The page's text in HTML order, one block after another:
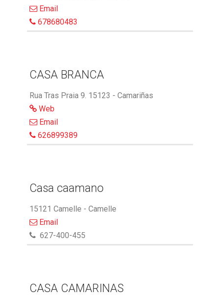
Email
678680483
CASA BRANCA
Rua Tras Praia 9. 15123 - Camariñas
Web
Email
626899389
Casa caamano
15121 Camelle - Camelle
Email
627-400-455
CASA CAMARINAS